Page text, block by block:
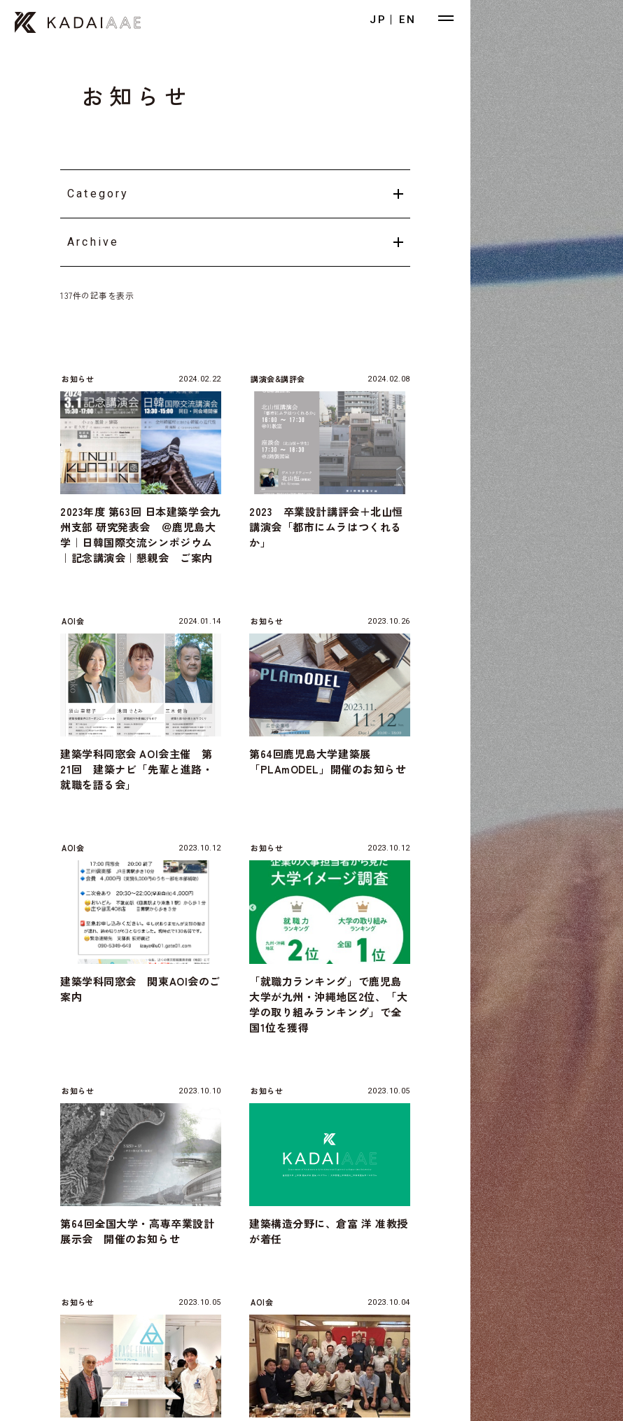
JP EN
お知らせ
Category
Archive
137件の記事を表示
お知らせ 2024.02.22
2023年度 第63回 日本建築学会九
州支部 研究発表会 ＠鹿児島大
学｜日韓国際交流シンポジウム
｜記念講演会｜懇親会 ご案内
講演会&講評会 2024.02.08
2023 卒業設計講評会＋北山恒
講演会「都市にムラはつくれる
か」
AOI会 2024.01.14
建築学科同窓会 AOI会主催 第
21回 建築ナビ「先輩と進路・
就職を語る会」
お知らせ 2023.10.26
第64回鹿児島大学建築展
「PLAmODEL」開催のお知らせ
AOI会 2023.10.12
建築学科同窓会 関東AOI会のご
案内
お知らせ 2023.10.12
「就職力ランキング」で鹿児島
大学が九州・沖縄地区2位、「大
学の取り組みランキング」で全
国1位を獲得
お知らせ 2023.10.10
第64回全国大学・高専卒業設計
展示会 開催のお知らせ
お知らせ 2023.10.05
建築構造分野に、倉富 洋 准教授
が着任
お知らせ 2023.10.05 AOI会 2023.10.04